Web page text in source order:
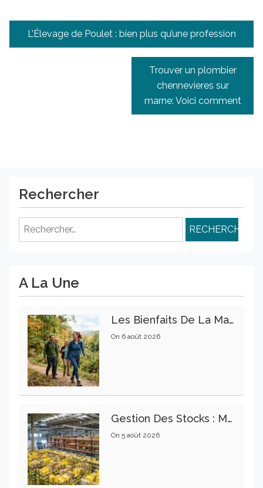
Navigation
de
L’Élevage de Poulet : bien plus qu’une profession
Trouver un plombier
chennevieres sur
marne: Voici comment
Rechercher
Rechercher :
A La Une
Les Bienfaits De La Marche Sur La Santé Physique Et Mentale
On 6 août 2026
Gestion Des Stocks : Meilleures Pratiques Intralogistiques
On 5 août 2026